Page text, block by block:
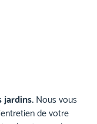
jardins.Nous vous
de votre